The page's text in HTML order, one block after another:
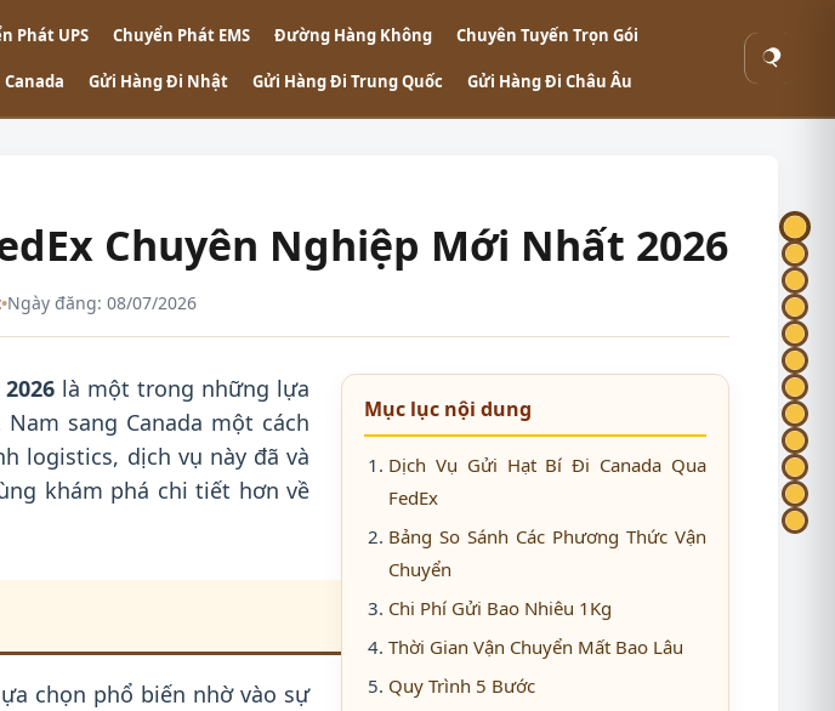
Phát UPS Chuyển Phát EMS Đường Hàng Không Chuyên Tuyến Trọn Gói
Gửi Hàng Đi Nhật Gửi Hàng Đi Trung Quốc Gửi Hàng Đi Châu Âu
Tìm
Chuyên Nghiệp Mới Nhất 2026
•Ngày đăng: 08/07/2026
Mục lục nội dung
Dịch Vụ Gửi Hạt Bí Đi Canada Qua
FedEx
Bảng So Sánh Các Phương Thức Vận
Chuyển
Chi Phí Gửi Bao Nhiêu 1Kg
Thời Gian Vận Chuyển Mất Bao Lâu
Quy Trình 5 Bước
là một trong những lựa
sang Canada một cách
logistics, dịch vụ này đã và
khám phá chi tiết hơn về
chọn phổ biến nhờ vào sự